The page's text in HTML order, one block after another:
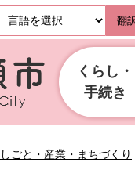
翻
くらし・
手続き
しごと・産業・まちづくり